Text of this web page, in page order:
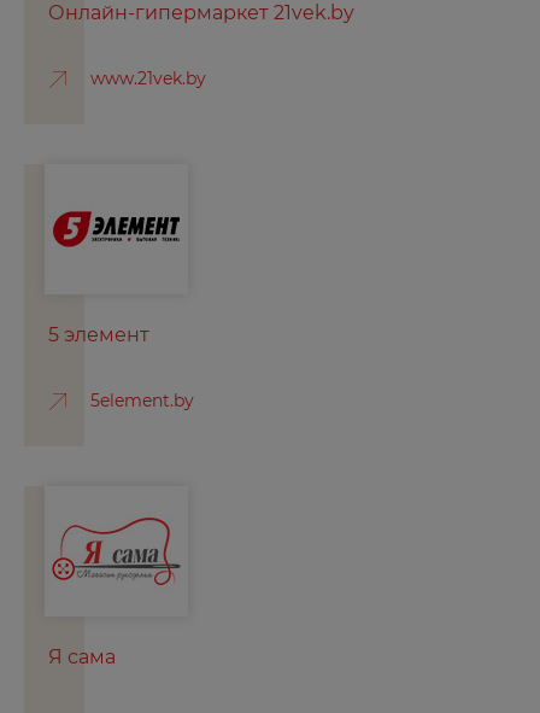
Онлайн-гипермаркет 21vek.by
www.21vek.by
5 элемент
5element.by
Я сама